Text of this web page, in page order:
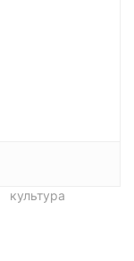
культура